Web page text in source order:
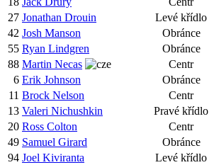
27 Jonathan Drouin Levé křídlo
42 Josh Manson Obránce
55 Ryan Lindgren Obránce
88 Martin Necas Centr
6 Erik Johnson Obránce
11 Brock Nelson Centr
13 Valeri Nichushkin Pravé křídlo
20 Ross Colton Centr
49 Samuel Girard Obránce
94 Joel Kiviranta Levé křídlo